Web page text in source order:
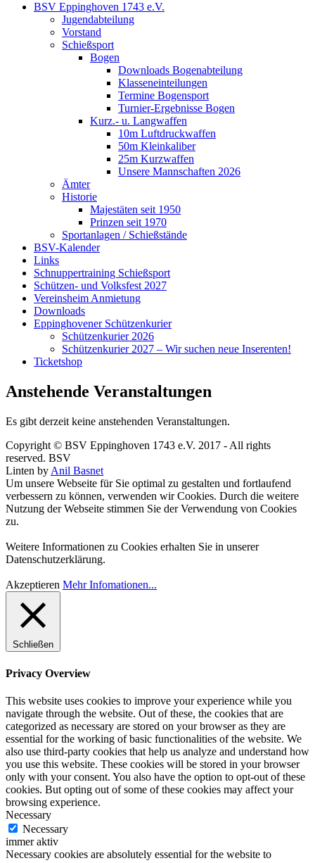
BSV Eppinghoven 1743 e.V.
Jugendabteilung
Vorstand
Schießsport
Bogen
Downloads Bogenabteilung
Klasseneinteilungen
Termine Bogensport
Turnier-Ergebnisse Bogen
Kurz.- u. Langwaffen
10m Luftdruckwaffen
50m Kleinkaliber
25m Kurzwaffen
Unsere Mannschaften 2026
Ämter
Historie
Majestäten seit 1950
Prinzen seit 1970
Sportanlagen / Schießstände
BSV-Kalender
Links
Schnuppertraining Schießsport
Schützen- und Volksfest 2027
Vereinsheim Anmietung
Downloads
Eppinghovener Schützenkurier
Schützenkurier 2026
Schützenkurier 2027 – Wir suchen neue Inserenten!
Ticketshop
Anstehende Veranstaltungen
Es gibt derzeit keine anstehenden Veranstaltungen.
Copyright © BSV Eppinghoven 1743 e.V. 2017 - All rights
reserved. BSV
Linten by Anil Basnet
Um unsere Webseite für Sie optimal zu gestalten und fortlaufend
verbessern zu können, verwenden wir Cookies. Durch die weitere
Nutzung der Webseite stimmen Sie der Verwendung von Cookies
zu.
Weitere Informationen zu Cookies erhalten Sie in unserer
Datenschutzerklärung.
Akzeptieren Mehr Infomationen...
Schließen
Privacy Overview
This website uses cookies to improve your experience while you
navigate through the website. Out of these, the cookies that are
categorized as necessary are stored on your browser as they are
essential for the working of basic functionalities of the website. We
also use third-party cookies that help us analyze and understand how
you use this website. These cookies will be stored in your browser
only with your consent. You also have the option to opt-out of these
cookies. But opting out of some of these cookies may affect your
browsing experience.
Necessary
Necessary
immer aktiv
Necessary cookies are absolutely essential for the website to